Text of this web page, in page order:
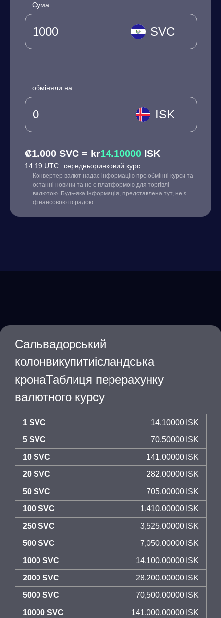
Сума
SVC
обміняли на
ISK
₡1.000 SVC = kr14.10000 ISK
14:19 UTC середньоринковий курс
Конвертер валют надає інформацію про обмінні курси та
останні новини та не є платформою для торгівлі
валютою. Будь-яка інформація, представлена тут, не є
фінансовою порадою.
Сальвадорський
колонвикупитиісландська
кронаТаблиця перерахунку
валютного курсу
1 SVC 14.10000 ISK
5 SVC 70.50000 ISK
10 SVC 141.00000 ISK
20 SVC 282.00000 ISK
50 SVC 705.00000 ISK
100 SVC 1,410.00000 ISK
250 SVC 3,525.00000 ISK
500 SVC 7,050.00000 ISK
1000 SVC 14,100.00000 ISK
2000 SVC 28,200.00000 ISK
5000 SVC 70,500.00000 ISK
10000 SVC 141,000.00000 ISK